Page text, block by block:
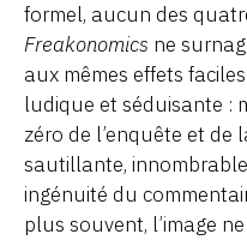
formel, aucun des
Freakonomics ne
aux mêmes effets
ludique et séduisante :
zéro de l’enquête et de
sautillante,
ingénuité du
plus souvent, l’image